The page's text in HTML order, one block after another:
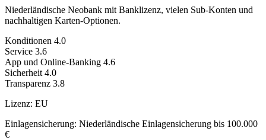
Niederländische Neobank mit Banklizenz, vielen Sub-Konten und
nachhaltigen Karten-Optionen.
Konditionen 4.0
Service 3.6
App und Online-Banking 4.6
Sicherheit 4.0
Transparenz 3.8
Lizenz: EU
Einlagensicherung: Niederländische Einlagensicherung bis 100.000
€